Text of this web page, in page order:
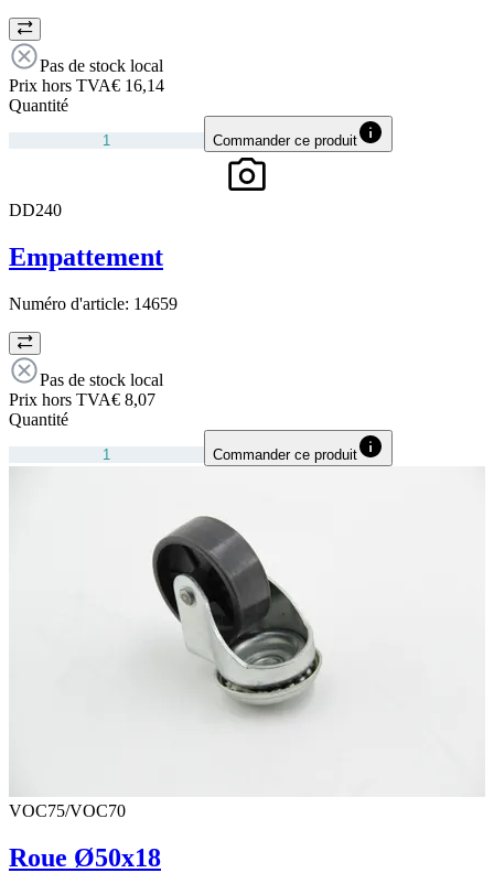
Pas de stock local
Prix hors TVA€ 16,14
Quantité
Commander ce produit
DD240
Empattement
Numéro d'article: 14659
Pas de stock local
Prix hors TVA€ 8,07
Quantité
Commander ce produit
VOC75/VOC70
Roue Ø50x18